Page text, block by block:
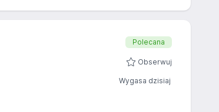
Polecana
Obserwuj
Wygasa dzisiaj